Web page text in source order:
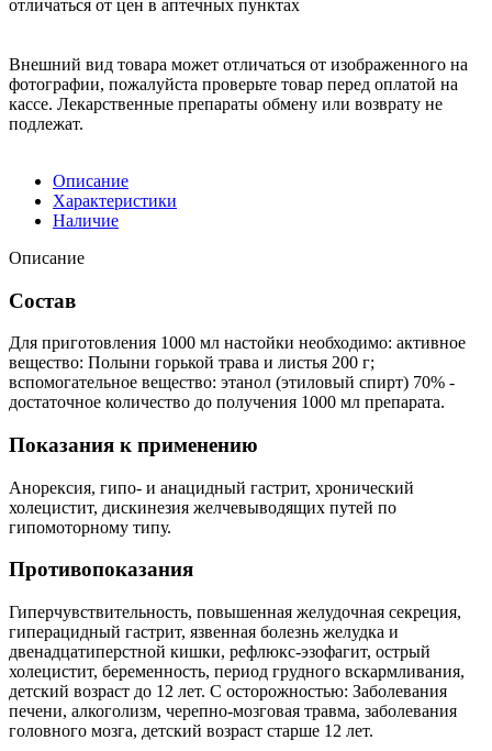
отличаться от цен в аптечных пунктах
Внешний вид товара может отличаться от изображенного на
фотографии, пожалуйста проверьте товар перед оплатой на
кассе. Лекарственные препараты обмену или возврату не
подлежат.
Описание
Характеристики
Наличие
Описание
Состав
Для приготовления 1000 мл настойки необходимо: активное
вещество: Полыни горькой трава и листья 200 г;
вспомогательное вещество: этанол (этиловый спирт) 70% -
достаточное количество до получения 1000 мл препарата.
Показания к применению
Анорексия, гипо- и анацидный гастрит, хронический
холецистит, дискинезия желчевыводящих путей по
гипомоторному типу.
Противопоказания
Гиперчувствительность, повышенная желудочная секреция,
гиперацидный гастрит, язвенная болезнь желудка и
двенадцатиперстной кишки, рефлюкс-эзофагит, острый
холецистит, беременность, период грудного вскармливания,
детский возраст до 12 лет. С осторожностью: Заболевания
печени, алкоголизм, черепно-мозговая травма, заболевания
головного мозга, детский возраст старше 12 лет.